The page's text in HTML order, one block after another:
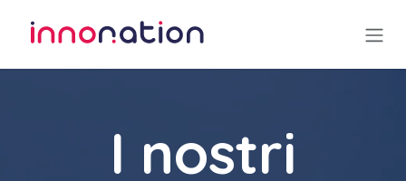
I nostri